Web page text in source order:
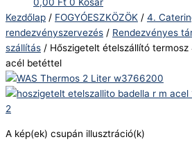
0,00 Ft 0 Kosár
Kezdőlap / FOGYÓESZKÖZÖK / 4.
rendezvényszervezés / Rendezvényes
szállítás / Hőszigetelt ételszállító
acél betéttel
A kép(ek) csupán illusztráció(k)